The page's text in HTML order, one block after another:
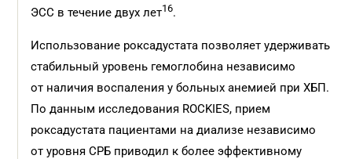
ЭСС в течение двух лет16.
Использование роксадустата позволяет удерживать
стабильный уровень гемоглобина независимо
от наличия воспаления у больных анемией при ХБП.
По данным исследования ROCKIES, прием
роксадустата пациентами на диализе независимо
от уровня СРБ приводил к более эффективному